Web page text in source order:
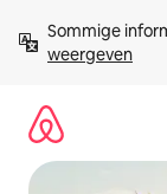
direct
naar
Sommige
weergeven